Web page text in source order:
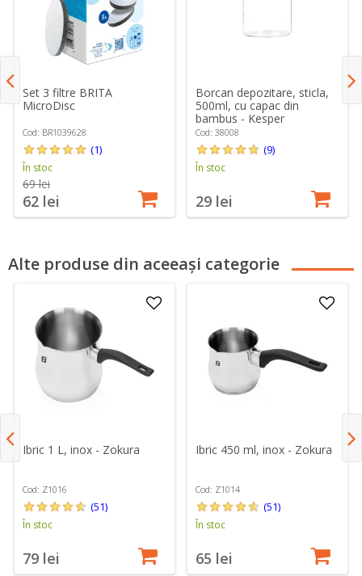
Set 3 filtre BRITA
MicroDisc
Cod: BR1039628
(1)
În stoc
69 lei
62 lei
Borcan depozitare, sticla,
500ml, cu capac din
bambus - Kesper
Cod: 38008
(9)
În stoc
29 lei
Alte produse din aceeași categorie
Ibric 1 L, inox - Zokura
Cod: Z1016
(51)
În stoc
79 lei
Ibric 450 ml, inox - Zokura
Cod: Z1014
(51)
În stoc
65 lei